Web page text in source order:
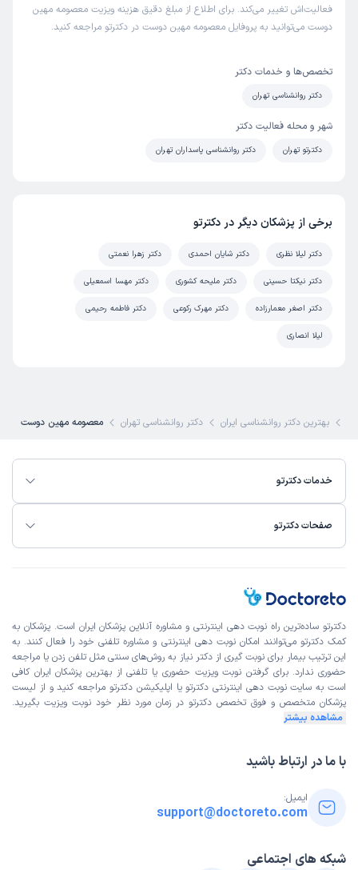
فعالیت‌اش تغییر می‌کند. برای اطلاع از مبلغ دقیق هزینه ویزیت معصومه مهین
دوست می‌توانید به پروفایل معصومه مهین دوست در دکترتو مراجعه کنید.
تخصص‌ها و خدمات دکتر
دکتر روانشناسی تهران
شهر و محله فعالیت دکتر
دکترتو تهران دکتر روانشناسی پاسداران تهران
برخی از پزشکان دیگر در دکترتو
دکتر لیلا نظری دکتر شایان احمدی دکتر زهرا نعمتی
دکتر نیکتا حسینی دکتر ملیحه کشوری دکتر مهسا اسمعیلی
دکتر اصغر معمارزاده دکتر مهرک رکوعی دکتر فاطمه رحیمی
لیلا انصاری
بهترین دکتر روانشناسی ایران دکتر روانشناسی تهران معصومه مهین دوست
خدمات دکترتو
صفحات دکترتو
دکترتو ساده‌ترین راه نوبت‌ دهی اینترنتی و مشاوره آنلاین پزشکان ایران است. پزشکان به
کمک دکترتو می‌توانند امکان نوبت دهی اینترنتی و مشاوره تلفنی خود را فعال کنند. به
این ترتیب بیمار برای نوبت گیری از دکتر نیاز به روش‌های سنتی مثل تلفن زدن یا مراجعه
حضوری ندارد. برای گرفتن نوبت ویزیت حضوری یا تلفنی از بهترین پزشکان ایران کافی
است به سایت نوبت دهی اینترنتی دکترتو یا اپلیکیشن دکترتو مراجعه کنید و از لیست
پزشکان متخصص و فوق تخصص دکترتو در زمان مورد نظر خود نوبت ویزیت بگیرید.
مشاهده بیشتر
با ما در ارتباط باشید
ایمیل:
support@doctoreto.com
شبکه های اجتماعی